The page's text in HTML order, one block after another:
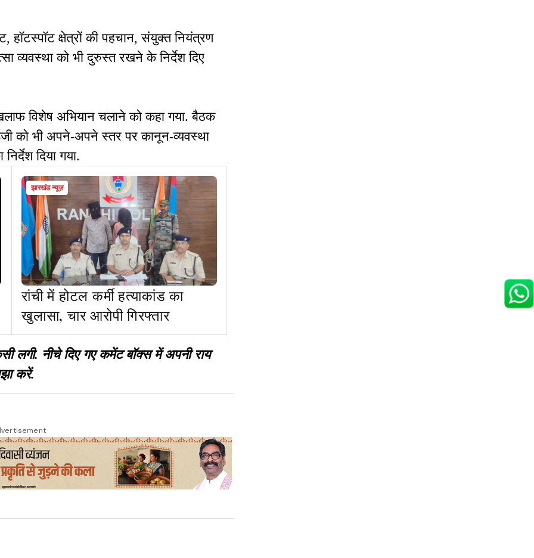
हॉटस्पॉट क्षेत्रों की पहचान, संयुक्त नियंत्रण
व्यवस्था को भी दुरुस्त रखने के निर्देश दिए
विशेष अभियान चलाने को कहा गया. बैठक
को भी अपने-अपने स्तर पर कानून-व्यवस्था
दिया गया.
झारखंड न्यूज़
रांची में होटल कर्मी हत्याकांड का
खुलासा, चार आरोपी गिरफ्तार
नीचे दिए गए कमेंट बॉक्स में अपनी राय
करें.